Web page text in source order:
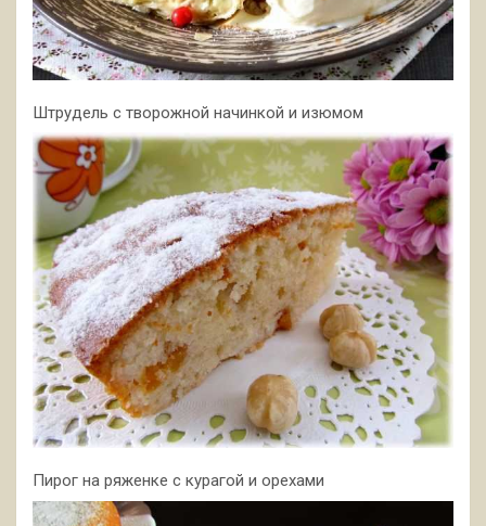
Штрудель с творожной начинкой и изюмом
Пирог на ряженке с курагой и орехами